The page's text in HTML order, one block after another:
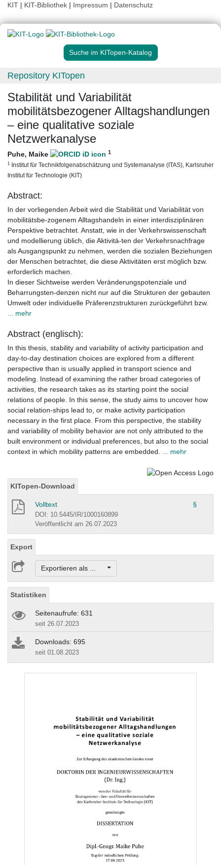
KIT | KIT-Bibliothek | Impressum | Datenschutz
Suche im KITopen-Katalog
Repository KITopen
Stabilität und Variabilität
mobilitätsbezogener Alltagshandlungen
– eine qualitative soziale
Netzwerkanalyse
Puhe, Maike 1
1 Institut für Technikfolgenabschätzung und Systemanalyse (ITAS), Karlsruher
Institut für Technologie (KIT)
Abstract:
In der vorliegenden Arbeit wird die Stabilität und Variabilität von
mobilitätsbe-zogenem Alltagshandeln in einer interdisziplinären
Perspektive betrachtet. Anstatt, wie in der Verkehrswissenschaft
und modellierung üblich, die Aktivitä-ten der Verkehrsnachfrage
als Ausgangspunkt zu nehmen, werden die sozialen Beziehungen
der Menschen betrachtet, die diese Aktivitäten erst möglich bzw.
erforderlich machen.
In dieser Sichtweise werden Veränderungspotenziale und
Beharrungsten-denzen nicht nur auf die Strukturen der gebauten
Umwelt oder individuelle Präferenzstrukturen zurückgeführt bzw.
... mehr
Abstract (englisch):
In this thesis, stability and variability of activity participation and
day-to-day destination choices are explored from a different
perspective than is usually applied in transport science and
modeling. Instead of examining the rather broad categories of
activities, the research takes as its starting point the social
relations of people. In this sense, the study aims to uncover how
social relation-ships lead to, or make activity participation
necessary in the first place. From this perspective, the stability
and variability of mobility behavior are not only attributed to the
built environment or individual preferences, but also to the social
context in which mobility patterns are embedded.
... mehr
KITopen-Download
Volltext §
DOI: 10.5445/IR/1000160899
Veröffentlicht am 26.07.2023
Export
Exportieren als ...
Statistiken
Seitenaufrufe: 631
seit 26.07.2023
Downloads: 695
seit 01.08.2023